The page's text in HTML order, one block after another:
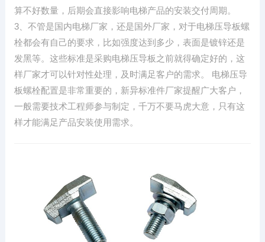
算不好数量，后期会直接影响电梯产品的安装交付周期。
3、不管是国内电梯厂家，还是国外厂家，对于电梯压导板螺
栓都会有自己的要求，比如强度达到多少，表面是镀锌还是
发黑等。这些标准是采购电梯压导板之前就得确定好的，这
样厂家才可以针对性处理，及时满足客户的需求。 电梯压导
板螺栓配置是非常重要的，新异标准件厂家提醒广大客户，
一般需要技术工程师参与制定，千万不要马虎大意，只有这
样才能满足产品安装使用需求。